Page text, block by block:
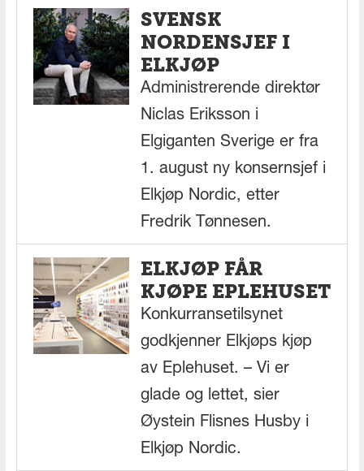
SVENSK
NORDENSJEF I
ELKJØP
Administrerende direktør
Niclas Eriksson i
Elgiganten Sverige er fra
1. august ny konsernsjef i
Elkjøp Nordic, etter
Fredrik Tønnesen.
ELKJØP FÅR
KJØPE EPLEHUSET
Konkurransetilsynet
godkjenner Elkjøps kjøp
av Eplehuset. – Vi er
glade og lettet, sier
Øystein Flisnes Husby i
Elkjøp Nordic.